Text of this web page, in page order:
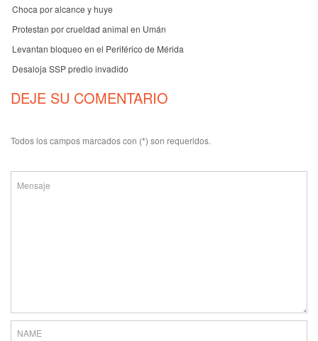
Choca por alcance y huye
Protestan por crueldad animal en Umán
Levantan bloqueo en el Periférico de Mérida
Desaloja SSP predio invadido
DEJE SU COMENTARIO
Todos los campos marcados con (*) son requeridos.